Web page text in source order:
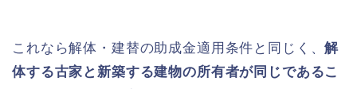
これなら解体・建替の助成金適用条件と同じく、解
体する古家と新築する建物の所有者が同じであるこ